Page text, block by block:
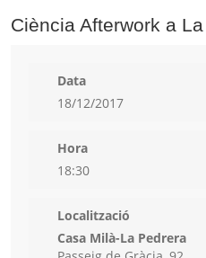
Ciència Afterwork a
Data
18/12/2017
Hora
18:30
Localització
Casa Milà-La Pedrera